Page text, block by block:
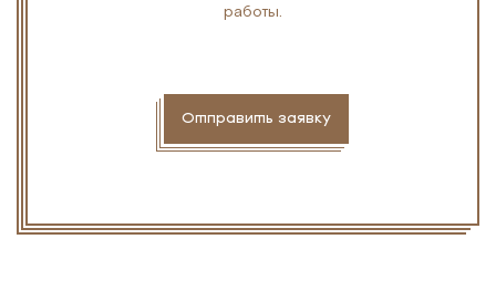
работы.
Отправить заявку